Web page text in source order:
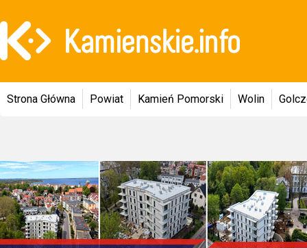
Strona Główna Powiat Kamień Pomorski Wolin